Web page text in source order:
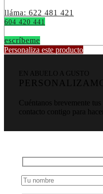
lláma: 622 481 421
604 420 441
escríbeme
Personaliza este producto
EN ABUELO A GUSTO
Cuéntanos brevemente
contacto contigo para